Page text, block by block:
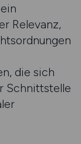
Relevanz,
die sich
Schnittstelle